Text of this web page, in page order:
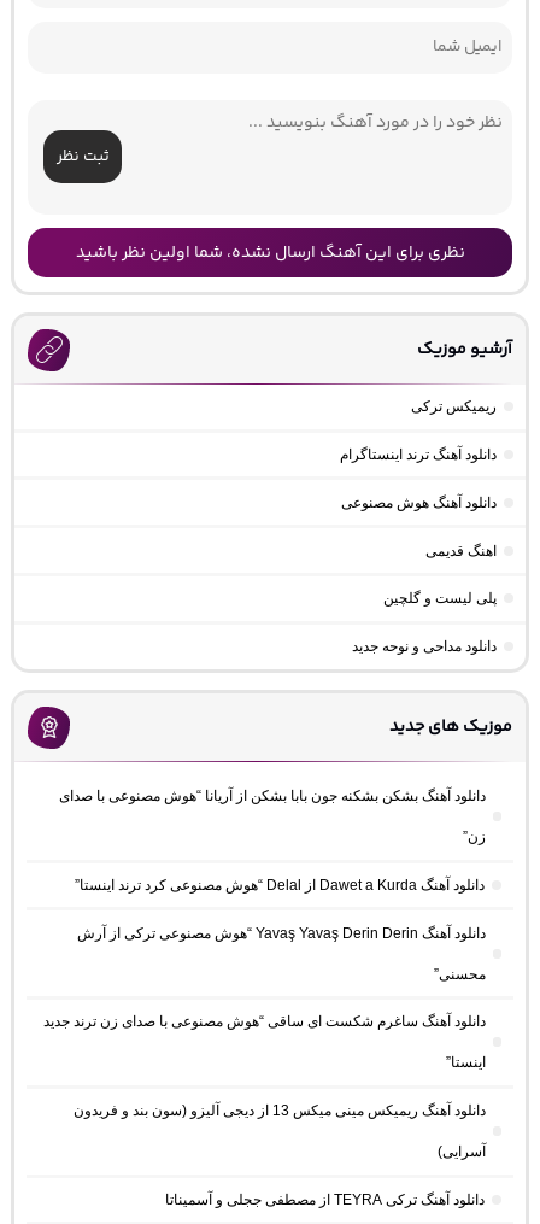
ثبت نظر
نظری برای این آهنگ ارسال نشده، شما اولین نظر باشید
آرشیو موزیک
ریمیکس ترکی
دانلود آهنگ ترند اینستاگرام
دانلود آهنگ هوش مصنوعی
اهنگ قدیمی
پلی لیست و گلچین
دانلود مداحی و نوحه جدید
موزیک های جدید
دانلود آهنگ بشکن بشکنه جون بابا بشکن از آریانا “هوش مصنوعی با صدای
زن”
دانلود آهنگ Dawet a Kurda از Delal “هوش مصنوعی کرد ترند اینستا”
دانلود آهنگ Yavaş Yavaş Derin Derin “هوش مصنوعی ترکی از آرش
محسنی”
دانلود آهنگ ساغرم شکست ای ساقی “هوش مصنوعی با صدای زن ترند جدید
اینستا”
دانلود آهنگ ریمیکس مینی میکس 13 از دیجی آلیزو (سون بند و فریدون
آسرایی)
دانلود آهنگ ترکی TEYRA از مصطفی ججلی و آسمیناتا